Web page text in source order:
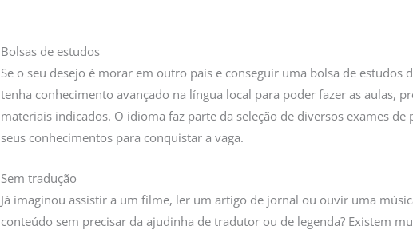
Bolsas de estudos
Se o seu desejo é morar em outro país e conseguir uma bolsa de estudos
tenha conhecimento avançado na língua local para poder fazer as aulas,
materiais indicados. O idioma faz parte da seleção de diversos exames
seus conhecimentos para conquistar a vaga.
Sem tradução
Já imaginou assistir a um filme, ler um artigo de jornal ou ouvir uma
conteúdo sem precisar da ajudinha de tradutor ou de legenda? Existem